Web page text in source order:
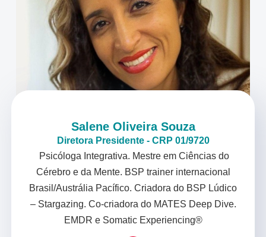
Salene Oliveira Souza
Diretora Presidente - CRP 01/9720
Psicóloga Integrativa. Mestre em Ciências do
Cérebro e da Mente. BSP trainer internacional
Brasil/Austrália Pacífico. Criadora do BSP Lúdico
– Stargazing. Co-criadora do MATES Deep Dive.
EMDR e Somatic Experiencing®